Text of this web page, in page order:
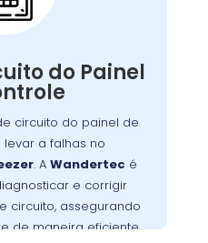
do Painel
circuito do painel de
a falhas no
. AWandertec é
e corrigir
circuito, assegurando
de maneira eficiente.
Controle:
painel de controle
gerencia as funções do
em problemas com o
e outros mau
funcionamentos
da
em identificar
placas de circuito,
garantindo que seu
eficiente.